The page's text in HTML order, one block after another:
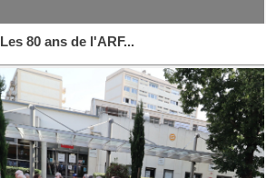
Les 80 ans de l'ARF...